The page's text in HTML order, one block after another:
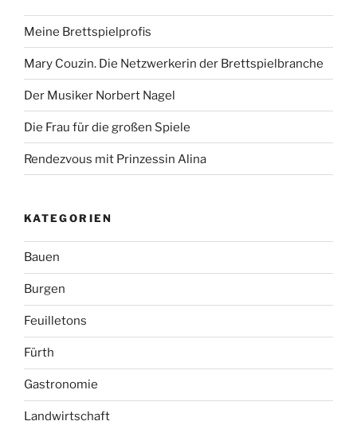
Meine Brettspielprofis
Mary Couzin. Die Netzwerkerin der Brettspielbranche
Der Musiker Norbert Nagel
Die Frau für die großen Spiele
Rendezvous mit Prinzessin Alina
KATEGORIEN
Bauen
Burgen
Feuilletons
Fürth
Gastronomie
Landwirtschaft